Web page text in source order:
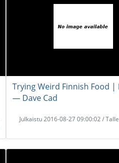
Trying Weird Finnish Food |
― Dave Cad
Julkaistu 2016-08-27 09:00:02 /